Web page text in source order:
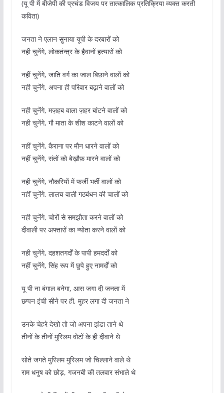
(यू पी में बीजेपी की प्रचंड विजय पर तात्कालिक प्रतिक्रिया व्यक्त करती
कविता)
जनता ने एलान सुनाया यूपी के दरबारों को
नही चुनेंगे, लोकतंन्त्र के हैवानों हत्यारों को
नहीं चुनेंगे, जाति वर्ग का जाल बिछाने वालों को
नही चुनेंगे, अपना ही परिवार बढ़ाने वालों को
नही चुनेंगे, मज़हब वाला ज़हर बांटने वालों को
नही चुनेंगे, गौ माता के शीश काटने वालों को
नहीं चुनेंगे, कैराना पर मौन धारने वालों को
नहीं चुनेंगे, संतों को बेख़ौफ़ मारने वालों को
नही चुनेंगे, नौकरियों में फर्जी भर्ती वालों को
नहीं चुनेंगे, लालच वाली गठबंधन की चालों को
नही चुनेंगे, चोरों से समझौता करने वालों को
दीवाली पर अफ्तारों का न्योता करने वालों को
नही चुनेंगे, दहशतगर्दों के पापी हमदर्दों को
नहीं चुनेंगे, सिंह रूप में छुपे हुए नामर्दों को
यू पी ना बंगाल बनेगा, आस जगा दी जनता में
छप्पन इंची सीने पर ही, मुहर लगा दी जनता ने
उनके चेहरे देखो तो जो अपना झंडा ताने थे
तीनों के तीनों मुस्लिम वोटों के ही दीवाने थे
सोते जगते मुस्लिम मुस्लिम जो चिल्लाने वाले थे
राम धनुष को छोड़, गजनबी की तलवार संभाले थे